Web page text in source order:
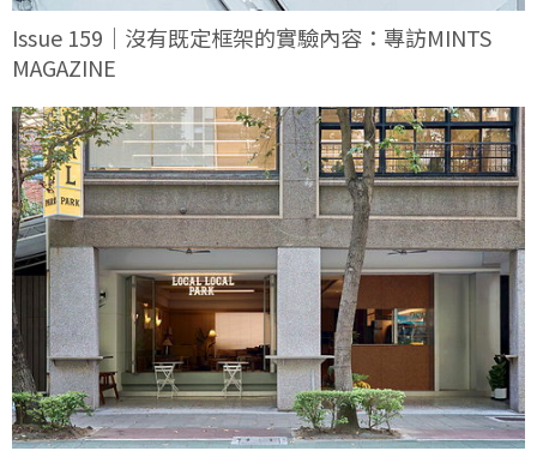
Issue 159｜沒有既定框架的實驗內容：專訪MINTS
MAGAZINE